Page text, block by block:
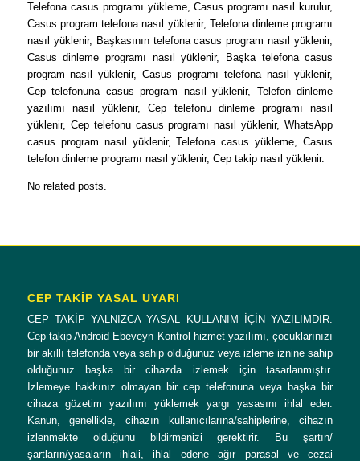
Telefona casus programı yükleme, Casus programı nasıl kurulur,
Casus program telefona nasıl yüklenir, Telefona dinleme programı
nasıl yüklenir, Başkasının telefona casus program nasıl yüklenir,
Casus dinleme programı nasıl yüklenir, Başka telefona casus
program nasıl yüklenir, Casus programı telefona nasıl yüklenir,
Cep telefonuna casus program nasıl yüklenir, Telefon dinleme
yazılımı nasıl yüklenir, Cep telefonu dinleme programı nasıl
yüklenir, Cep telefonu casus programı nasıl yüklenir, WhatsApp
casus program nasıl yüklenir, Telefona casus yükleme, Casus
telefon dinleme programı nasıl yüklenir, Cep takip nasıl yüklenir.
No related posts.
CEP TAKİP YASAL UYARI
CEP TAKİP YALNIZCA YASAL KULLANIM İÇİN YAZILIMDIR.
Cep takip Android Ebeveyn Kontrol hizmet yazılımı, çocuklarınızı
bir akıllı telefonda veya sahip olduğunuz veya izleme iznine sahip
olduğunuz başka bir cihazda izlemek için tasarlanmıştır.
İzlemeye hakkınız olmayan bir cep telefonuna veya başka bir
cihaza gözetim yazılımı yüklemek yargı yasasını ihlal eder.
Kanun, genellikle, cihazın kullanıcılarına/sahiplerine, cihazın
izlenmekte olduğunu bildirmenizi gerektirir. Bu şartın/
şartların/yasaların ihlali, ihlal edene ağır parasal ve cezai